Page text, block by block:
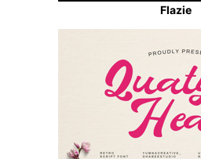
Flazie